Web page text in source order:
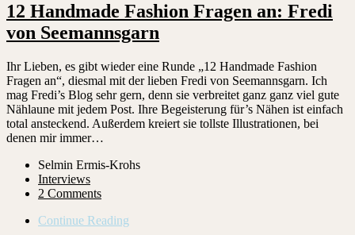
12 Handmade Fashion Fragen an: Fredi
von Seemannsgarn
Ihr Lieben, es gibt wieder eine Runde „12 Handmade Fashion
Fragen an“, diesmal mit der lieben Fredi von Seemannsgarn. Ich
mag Fredi’s Blog sehr gern, denn sie verbreitet ganz ganz viel gute
Nählaune mit jedem Post. Ihre Begeisterung für’s Nähen ist einfach
total ansteckend. Außerdem kreiert sie tollste Illustrationen, bei
denen mir immer…
Selmin Ermis-Krohs
Interviews
2 Comments
Continue Reading